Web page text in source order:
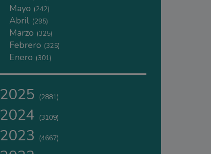
Mayo (242)
Abril (295)
Marzo (325)
Febrero (325)
Enero (301)
2025 (2881)
2024 (3109)
2023 (4667)